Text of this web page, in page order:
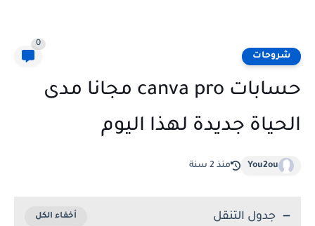
شروحات
0
حسابات canva pro مجانا مدى
الحياة جديدة لهذا اليوم
You2ou منذ 2 سنة
جدول التنقل